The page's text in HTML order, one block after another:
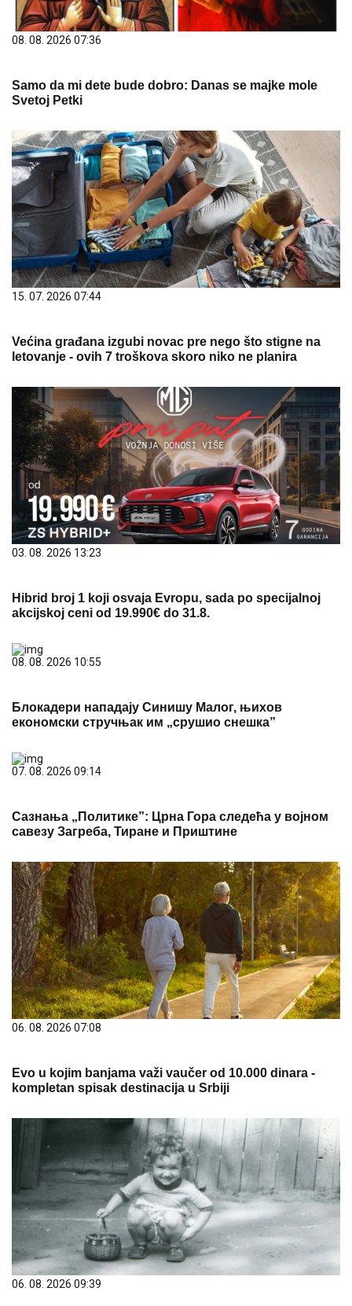
08. 08. 2026 07:36
Samo da mi dete bude dobro: Danas se majke mole
Svetoj Petki
15. 07. 2026 07:44
Većina građana izgubi novac pre nego što stigne na
letovanje - ovih 7 troškova skoro niko ne planira
03. 08. 2026 13:23
Hibrid broj 1 koji osvaja Evropu, sada po specijalnoj
akcijskoj ceni od 19.990€ do 31.8.
08. 08. 2026 10:55
Блокадери нападају Синишу Малог, њихов
економски стручњак им „срушио снешка”
07. 08. 2026 09:14
Сазнања „Политике”: Црна Гора следећа у војном
савезу Загреба, Тиране и Приштине
06. 08. 2026 07:08
Evo u kojim banjama važi vaučer od 10.000 dinara -
kompletan spisak destinacija u Srbiji
06. 08. 2026 09:39